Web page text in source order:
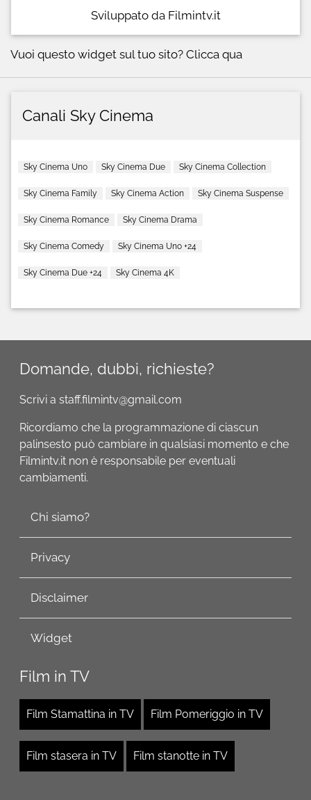
Sviluppato da Filmintv.it
Vuoi questo widget sul tuo sito? Clicca qua
Canali Sky Cinema
Sky Cinema Uno Sky Cinema Due Sky Cinema Collection
Sky Cinema Family Sky Cinema Action Sky Cinema Suspense
Sky Cinema Romance Sky Cinema Drama
Sky Cinema Comedy Sky Cinema Uno +24
Sky Cinema Due +24 Sky Cinema 4K
Domande, dubbi, richieste?
Scrivi a staff.filmintv@gmail.com
Ricordiamo che la programmazione di ciascun
palinsesto può cambiare in qualsiasi momento e che
Filmintv.it non è responsabile per eventuali
cambiamenti.
Chi siamo?
Privacy
Disclaimer
Widget
Film in TV
Film Stamattina in TV Film Pomeriggio in TV
Film stasera in TV Film stanotte in TV